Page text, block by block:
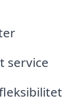
service